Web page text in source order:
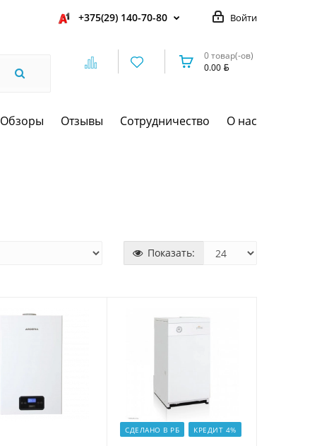
Войти
+375(29) 140-70-80
0 товар(-ов)
0.00
Обзоры Отзывы Сотрудничество О нас
Показать:
СДЕЛАНО В РБ КРЕДИТ 4%